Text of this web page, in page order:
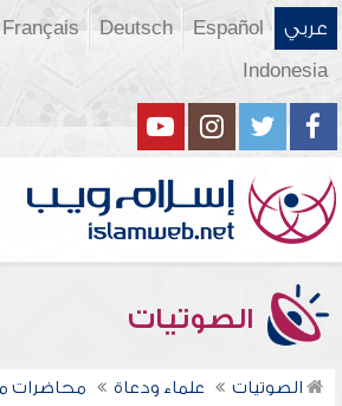
عربي Español
Deutsch
Français
Indonesia
الصوتيات
الصوتيات علماء ودعاة
محاضرات